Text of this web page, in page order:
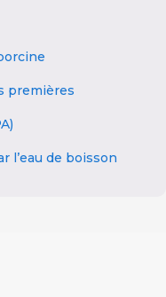
premières
l’eau de boisson